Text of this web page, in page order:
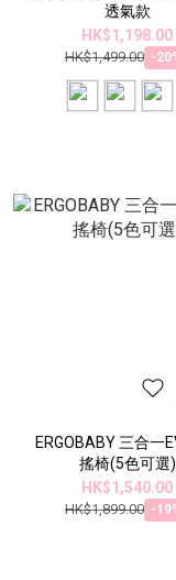
透氣款
HK$1,198.00
HK$1,499.00 -
ERGOBABY 三合一
搖椅(5色可選)
HK$1,540.00
HK$1,899.00 -